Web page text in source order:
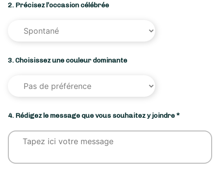
2. Précisez l’occasion célébrée
3. Choisissez une couleur dominante
4. Rédigez le message que vous souhaitez y joindre *